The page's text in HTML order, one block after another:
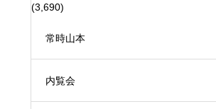
(3,690)
常時山本
内覧会